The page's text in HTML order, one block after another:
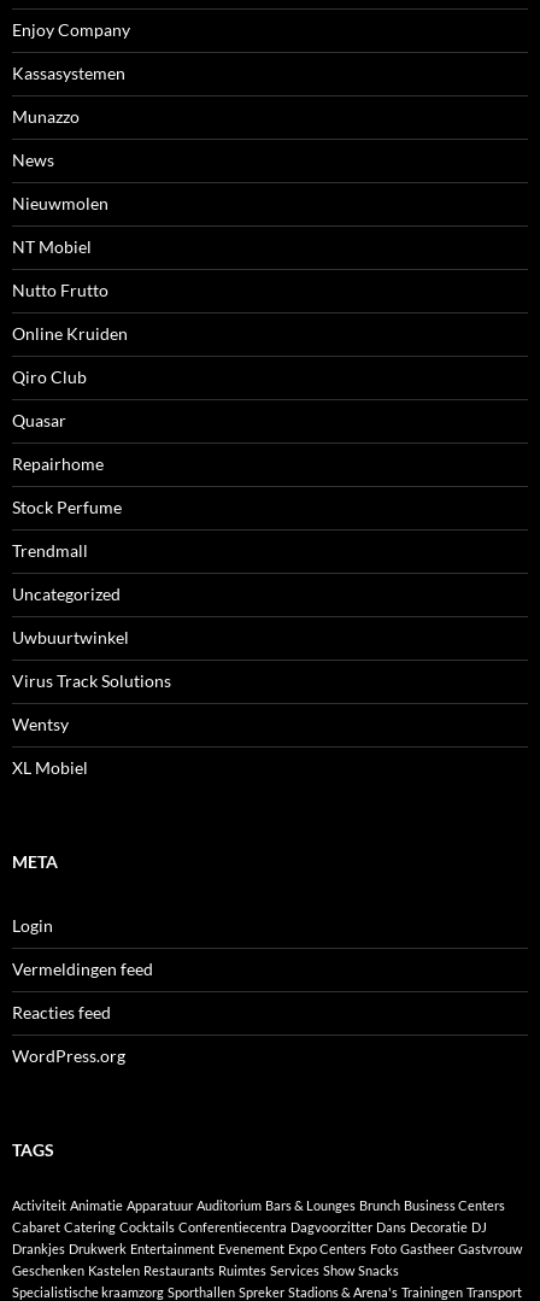
Enjoy Company
Kassasystemen
Munazzo
News
Nieuwmolen
NT Mobiel
Nutto Frutto
Online Kruiden
Qiro Club
Quasar
Repairhome
Stock Perfume
Trendmall
Uncategorized
Uwbuurtwinkel
Virus Track Solutions
Wentsy
XL Mobiel
META
Login
Vermeldingen feed
Reacties feed
WordPress.org
TAGS
Activiteit Animatie Apparatuur Auditorium Bars & Lounges Brunch Business Centers
Cabaret Catering Cocktails Conferentiecentra Dagvoorzitter Dans Decoratie DJ
Drankjes Drukwerk Entertainment Evenement Expo Centers Foto Gastheer Gastvrouw
Geschenken Kastelen Restaurants Ruimtes Services Show Snacks
Specialistische kraamzorg Sporthallen Spreker Stadions & Arena's Trainingen Transport